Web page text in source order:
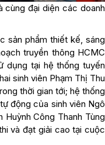
cùng đại diện các doanh
sản phẩm thiết kế, sáng
truyền thông HCMC
dụng tại hệ thống tuyến
sinh viên Phạm Thị Thu
thời gian tới; hệ thống
động của sinh viên Ngô
Công Thanh Tùng
và đạt giải cao tại cuộc